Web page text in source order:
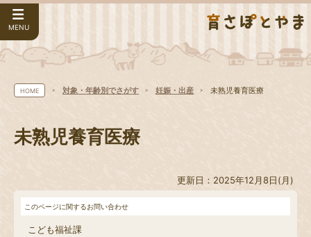
MENU
HOME 対象・年齢別でさがす 妊娠・出産 未熟児養育医療
未熟児養育医療
更新日：2025年12月8日(月)
このページに関するお問い合わせ
こども福祉課